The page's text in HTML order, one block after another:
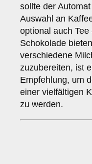
sollte der
Auswahl an
optional auch
Schokolade
verschiedene
zuzubereiten, ist
Empfehlung, um
einer vielfältigen
zu werden.